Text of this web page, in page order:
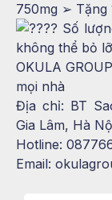
750mg ➢ Tặng
Số
không thể bỏ
OKULA
mọi nhà
Địa chỉ: BT
Gia Lâm, Hà
Hotline:
Email: